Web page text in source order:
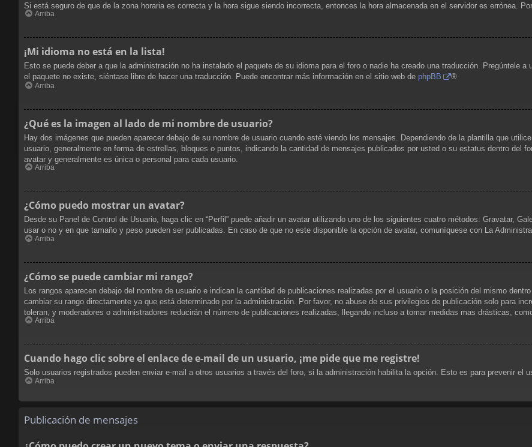
Si está seguro de que de la zona horaria es correcta y la hora sigue siendo incorrecta, entonces la hora almacenada en el servidor es errónea.
Arriba
¡Mi idioma no está en la lista!
Esto se puede deber a que la administración no ha instalado el paquete de su idioma para el foro o nadie ha creado una traducción. Pregúntele
el paquete no existe, siéntase libre de hacer una traducción. Puede encontrar más información en el sitio web de phpBB ®
Arriba
¿Qué es la imagen al lado de mi nombre de usuario?
Hay dos imágenes que pueden aparecer debajo de su nombre de usuario cuando esté viendo los mensajes. Dependiendo de la plantilla que
usuario, generalmente en forma de estrellas, bloques o puntos, indicando la cantidad de mensajes publicados por usted o su estatus dentro del
avatar y generalmente es única o personal para cada usuario.
Arriba
¿Cómo puedo mostrar un avatar?
Desde su Panel de Control de Usuario, haga clic en “Perfil” puede añadir un avatar utilizando uno de los siguientes cuatro métodos: Gravatar,
usar o no y en que tamaño y peso pueden ser publicadas. En caso de que no este disponible la opción de avatar, comuníquese con La
Arriba
¿Cómo se puede cambiar mi rango?
Los rangos aparecen debajo del nombre de usuario e indican la cantidad de publicaciones realizadas por el usuario o la posición del mismo
cambiar su rango directamente ya que está determinado por la administración. Por favor, no abuse de sus privilegios de publicación solo para
toleran, y moderadores o administradores reducirán el número de publicaciones realizadas, llegando incluso a tomar medidas mas drásticas,
Arriba
Cuando hago clic sobre el enlace de e-mail de un usuario, ¡me pide que me registre!
Solo usuarios registrados pueden enviar e-mail a otros usuarios a través del foro, si la administración habilita la opción. Esto es para prevenir el
Arriba
Publicación de mensajes